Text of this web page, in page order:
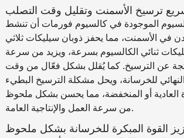
الموجودة في كالسيوم فورمات أن تنشط
في الأسمنت، مما يحفز ذوبان سيليكات ثلاثي
ثنائي الكالسيوم بسرعة، ويزيد من سرعة
عن الترسيخ. كما يُقلل بشكل فعّال من وقت
للخرسانة، ويحل مشكلة الترسيخ البطيء
العادية أو المنخفضة، مما يحسن بشكل ملحوظ
من سرعة العمل والإنتاجية العامة.